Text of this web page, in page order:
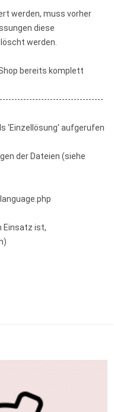
werden, muss vorher
diese
werden.
bereits komplett
'Einzellösung' aufgerufen
der Dateien (siehe
Einsatz ist,